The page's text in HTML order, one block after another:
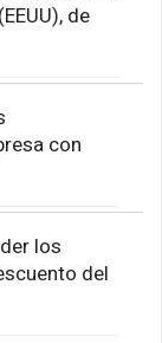
de
con
los
del